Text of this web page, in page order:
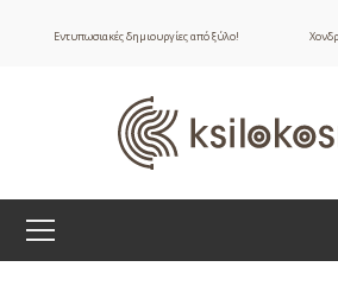
Εντυπωσιακές δημιουργίες από ξύλο!